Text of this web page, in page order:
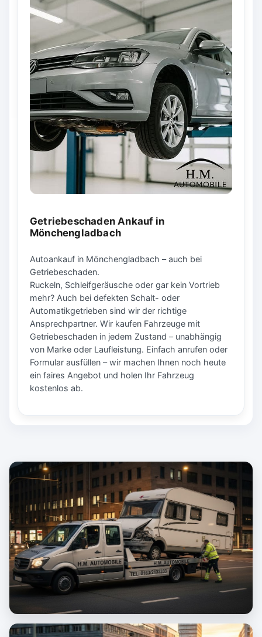
Getriebeschaden Ankauf in
Mönchengladbach
Autoankauf in Mönchengladbach – auch bei
Getriebeschaden.
Ruckeln, Schleifgeräusche oder gar kein Vortrieb
mehr? Auch bei defekten Schalt- oder
Automatikgetrieben sind wir der richtige
Ansprechpartner. Wir kaufen Fahrzeuge mit
Getriebeschaden in jedem Zustand – unabhängig
von Marke oder Laufleistung. Einfach anrufen oder
Formular ausfüllen – wir machen Ihnen noch heute
ein faires Angebot und holen Ihr Fahrzeug
kostenlos ab.